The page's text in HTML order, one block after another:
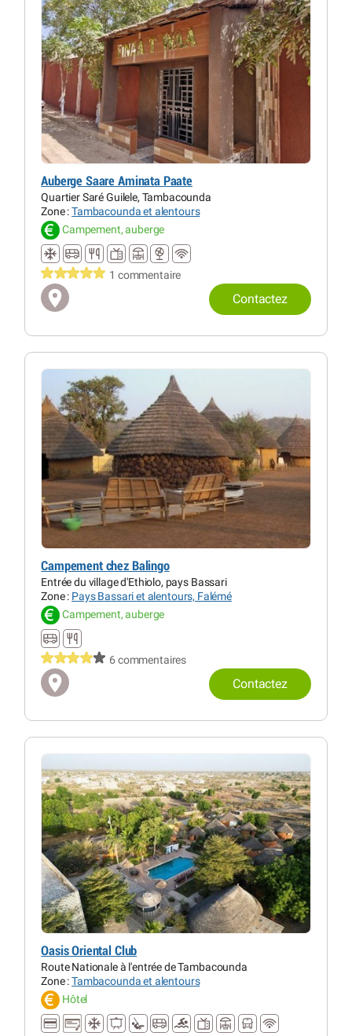
Auberge Saare Aminata Paate
Quartier Saré Guilele, Tambacounda
Zone :Tambacounda et alentours
Campement, auberge
1 commentaire
Contactez
Campement chez Balingo
Entrée du village d'Ethiolo, pays Bassari
Zone : Pays Bassari et alentours, Falémé
Campement, auberge
6 commentaires
Contactez
Oasis Oriental Club
Route Nationale à l'entrée de Tambacounda
Zone :Tambacounda et alentours
Hôtel